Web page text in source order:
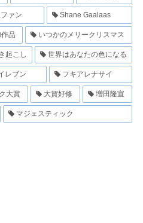
ァン Shane Gaalaas
品 いつかのメリークリスマス
起こし 世界はあなたの色になる
レブン フキアレナサイ
大賞 大賀好修 増田隆宣
マジェスティック